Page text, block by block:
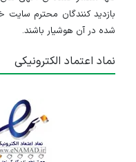
بازدید کنندگان محترم
شده در آن هوشیار باشند.
نماد اعتماد الکترونیکی